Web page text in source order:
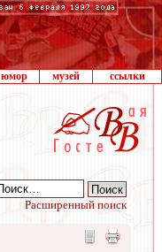
юмор музей ссылки
Расширенный поиск